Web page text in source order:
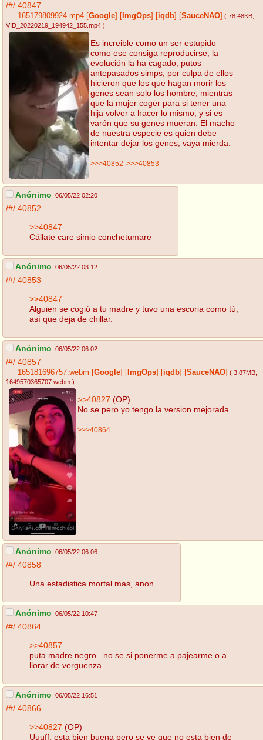
/#/ 40847
165179809924.mp4 [Google] [ ImgOps] [iqdb] [SauceNAO] ( 78.48KB
VID_20220219_194942_155.mp4 )
Es increible como un ser estupido
como ese consiga reproducirse, la
evolución la ha cagado, putos
antepasados simps, por culpa de ellos
hicieron que los que hagan morir los
genes sean solo los hombre, mientras
que la mujer coger para si tener una
hija volver a hacer lo mismo, y si es
varón que su genes mueran. El macho
de nuestra especie es quien debe
intentar dejar los genes, vaya mierda.
>>>40852 >>>40853
Anónimo 06/05/22 02:20
/#/ 40852
>>40847
Cállate care simio conchetumare
Anónimo 06/05/22 03:12
/#/ 40853
>>40847
Alguien se cogió a tu madre y tuvo una escoria como tú,
así que deja de chillar.
Anónimo 06/05/22 06:02
/#/ 40857
165181696757.webm [Google] [ ImgOps] [iqdb] [SauceNAO] ( 3.87MB
1649570365707.webm )
>>40827 (OP)
No se pero yo tengo la version mejorada
>>>40864
Anónimo 06/05/22 06:06
/#/ 40858
Una estadistica mortal mas, anon
Anónimo 06/05/22 10:47
/#/ 40864
>>40857
puta madre negro...no se si ponerme a pajearme o a
llorar de verguenza.
Anónimo 06/05/22 16:51
/#/ 40866
>>40827 (OP)
Uuuff, esta bien buena pero se ve que no esta bien de